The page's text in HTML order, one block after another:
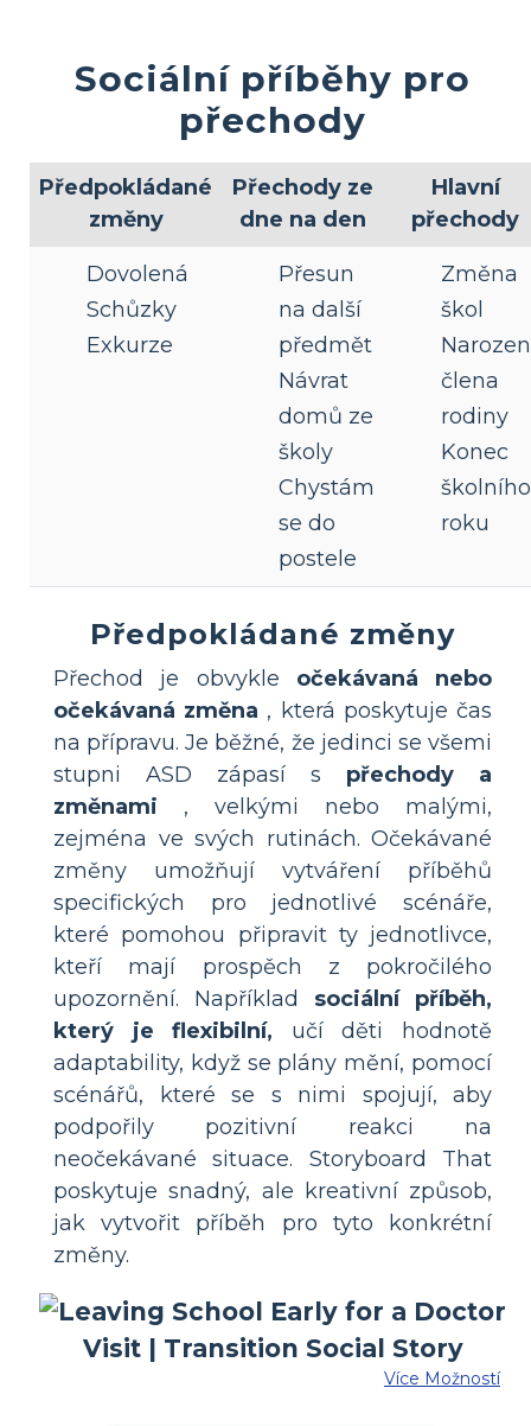
Sociální příběhy pro
přechody
Předpokládané
změny
Přechody ze
dne na den
Hlavní
přechody
Dovolená
Schůzky
Exkurze
Přesun
na další
předmět
Návrat
domů ze
školy
Chystám
se do
postele
Změna
škol
člena
rodiny
Konec
školního
roku
Předpokládané změny
Přechod je obvykle očekávaná nebo
očekávaná změna , která poskytuje čas
na přípravu. Je běžné, že jedinci se všemi
stupni ASD zápasí s přechody a
změnami , velkými nebo malými,
zejména ve svých rutinách. Očekávané
změny umožňují vytváření příběhů
specifických pro jednotlivé scénáře,
které pomohou připravit ty jednotlivce,
kteří mají prospěch z pokročilého
upozornění. Například sociální příběh,
který je flexibilní, učí děti hodnotě
adaptability, když se plány mění, pomocí
scénářů, které se s nimi spojují, aby
podpořily pozitivní reakci na
neočekávané situace. Storyboard That
poskytuje snadný, ale kreativní způsob,
jak vytvořit příběh pro tyto konkrétní
změny.
Více Možností